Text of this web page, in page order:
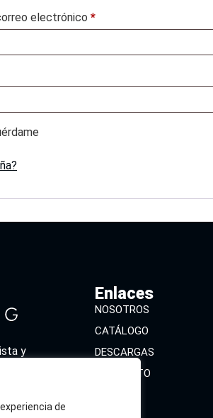
de
electrónico *
y
en crear
Enlaces
NOSOTROS
CATÁLOGO
DESCARGAS
CONTACTO